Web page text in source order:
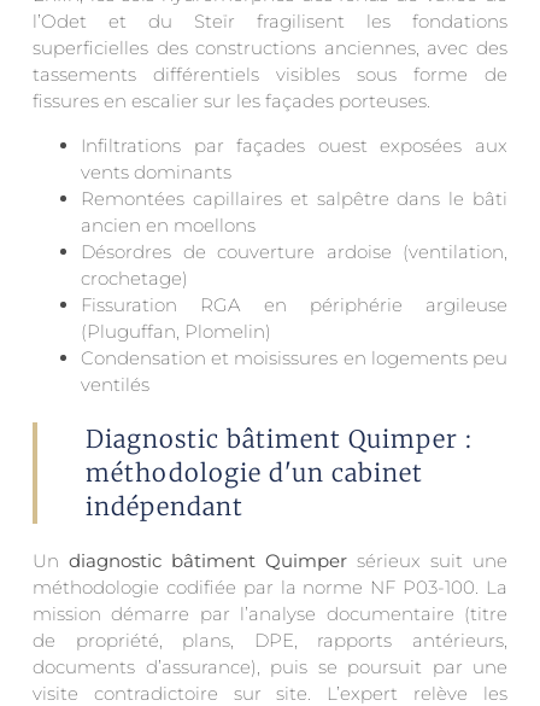
l’Odet et du Steïr fragilisent les fondations
superficielles des constructions anciennes, avec des
tassements différentiels visibles sous forme de
fissures en escalier sur les façades porteuses.
Infiltrations par façades ouest exposées aux
vents dominants
Remontées capillaires et salpêtre dans le bâti
ancien en moellons
Désordres de couverture ardoise (ventilation,
crochetage)
Fissuration RGA en périphérie argileuse
(Pluguffan, Plomelin)
Condensation et moisissures en logements peu
ventilés
Diagnostic bâtiment Quimper :
méthodologie d'un cabinet
indépendant
Un diagnostic bâtiment Quimper sérieux suit une
méthodologie codifiée par la norme NF P03-100. La
mission démarre par l’analyse documentaire (titre
de propriété, plans, DPE, rapports antérieurs,
documents d’assurance), puis se poursuit par une
visite contradictoire sur site. L’expert relève les